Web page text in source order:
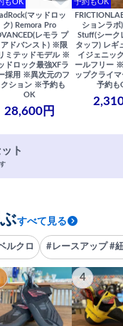
もOK
マッドロッ
ク) Remora Pro
レモラ プ
アドバンスト) ※限
ミテッドモデル ※
ドロック最強XFラ
採用 ※異次元のフ
クション ※予約も
OK
28,600円
予約もOK
ションラボ
Stuff(シーク
タッフ) レギ
イジェニッ
ールフリー
ップクライ
予約も
ト
すべて見る
ルクロ #レースアップ #
4